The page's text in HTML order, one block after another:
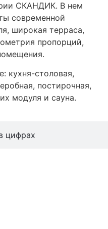
цифрах
СКАНДИК. В нем
современной
широкая терраса,
пропорций,
кухня-столовая,
постирочная,
модуля и сауна.